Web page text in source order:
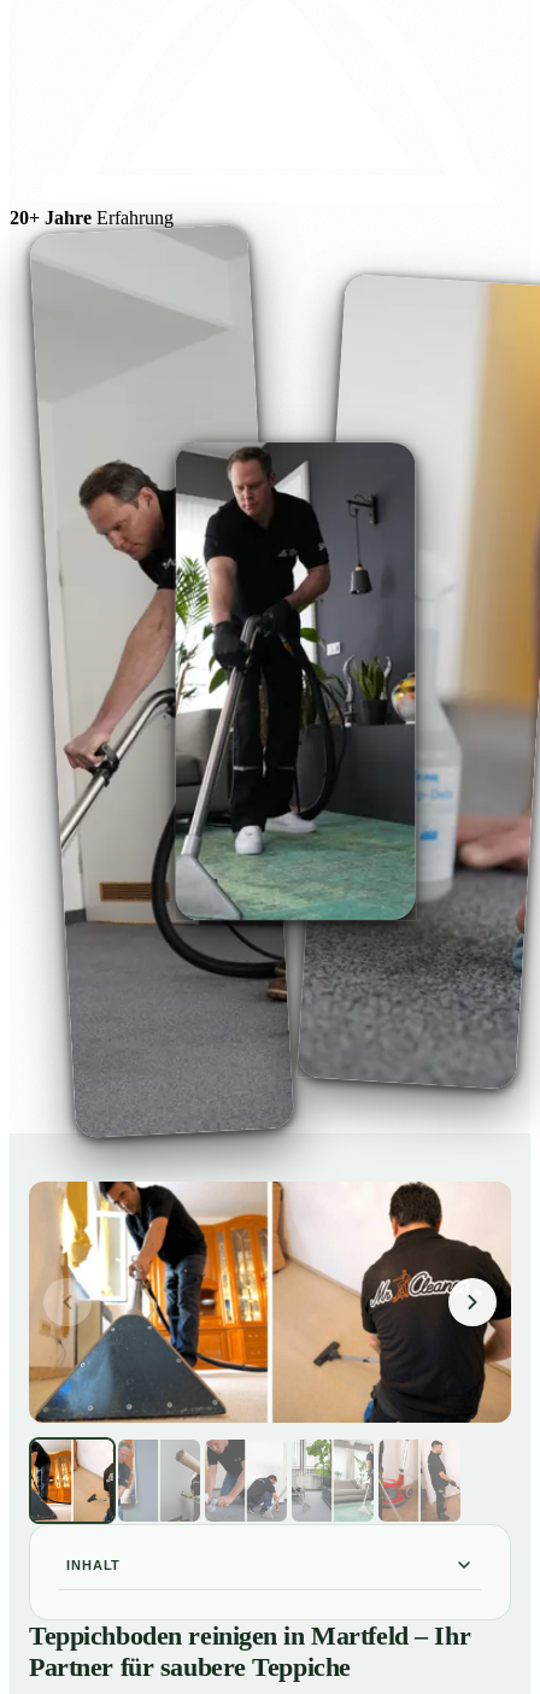
20+ Jahre Erfahrung
INHALT
01Teppichboden reinigen in Martfeld – Ihr Partner für
saubere Teppiche
Unsere Leistungen beim Teppichboden reinigen in
Teppichboden reinigen in Martfeld – Ihr
Partner für saubere Teppiche